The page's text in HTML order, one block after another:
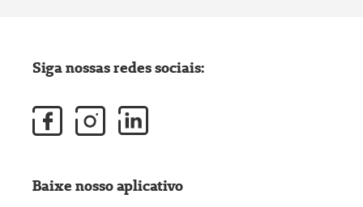
Siga nossas redes sociais:
Baixe nosso aplicativo